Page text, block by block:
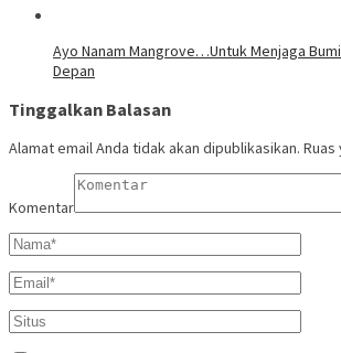
Ayo Nanam Mangrove…Untuk Menjaga
Depan
Tinggalkan Balasan
Alamat email Anda tidak akan dipublikasikan. Ruas
Komentar